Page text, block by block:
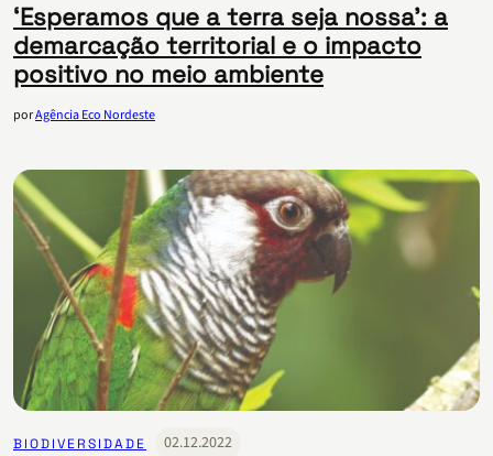
‘Esperamos que a terra seja nossa’: a
demarcação territorial e o impacto
positivo no meio ambiente
porAgência Eco Nordeste
BIODIVERSIDADE 02.12.2022